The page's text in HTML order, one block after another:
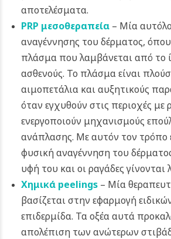
αποτελέσματα.
PRP μεσοθεραπεία– Μία
αναγέννησης του δέρματος, όπου
πλάσμα που λαμβάνεται από το
ασθενούς. Το πλάσμα είναι
αιμοπετάλια και αυξητικούς
όταν εγχυθούν στις περιοχές με
ενεργοποιούν μηχανισμούς
ανάπλασης. Με αυτόν τον τρόπο
φυσική αναγέννηση του
υφή του και οι ραγάδες γίνονται
Χημικά peelings– Μία
βασίζεται στην εφαρμογή
επιδερμίδα. Τα οξέα αυτά
απολέπιση των ανώτερων